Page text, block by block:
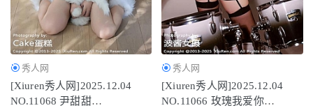
秀人网
[Xiuren秀人网]2025.12.04
NO.11068 尹甜甜
秀人网
[Xiuren秀人网]2025.12.04
NO.11066 玫瑰我爱你